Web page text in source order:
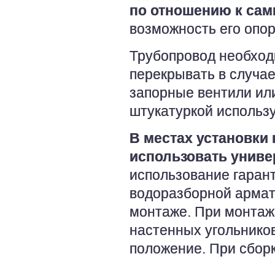
по отношению к
возможность его
Трубопровод
перекрывать в
запорные вентили
штукатуркой
В местах
использовать
использование
водоразборной
монтаже. При
настенных
положение. При